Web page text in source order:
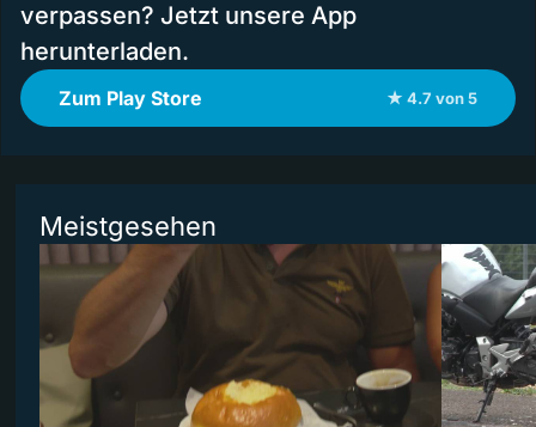
verpassen? Jetzt unsere App
herunterladen.
Zum Play Store ★ 4.7 von 5
Meistgesehen